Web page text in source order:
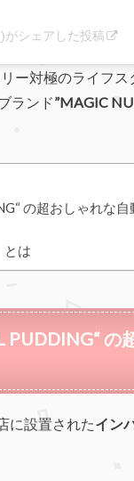
シェアした投稿
ー対極のライフ
ランド”MAGIC
の超おしゃれな自
とは
PUDDING“
に設置されたイン